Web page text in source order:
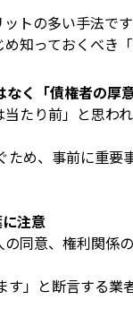
トの多い手法で
知っておくべき
く「債権者の厚意
当たり前」と思わ
ため、事前に重
注意
同意、権利関係
」と断言する業